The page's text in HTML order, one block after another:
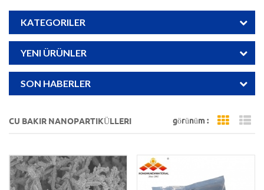
KATEGORILER
YENI ÜRÜNLER
SON HABERLER
CU BAKIR NANOPARTIKÜLLERI görünüm : Grid